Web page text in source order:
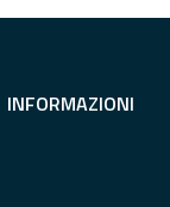
INFORMAZIONI